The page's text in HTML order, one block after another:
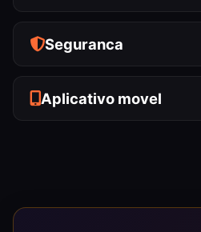
Seguranca
Aplicativo movel